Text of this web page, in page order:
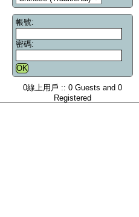
帳號:
密碼:
0線上用戶 :: 0 Guests and 0
Registered